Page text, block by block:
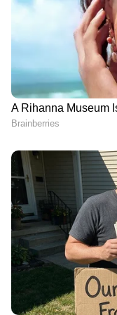
ഏത്
Asianet News